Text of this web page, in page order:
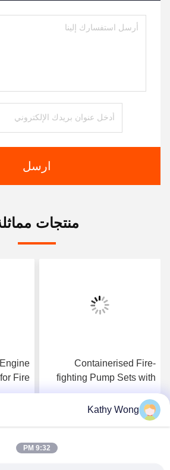
ارسل
منتجات
Containerised Fire-
fighting Pump Sets with
Flow 300–8000 GPM UL
FM NFPA20 Certified
Complete Fire Pump
Fire
Kathy Wong
9:32 PM